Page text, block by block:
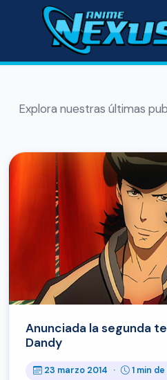
Explora nuestras últimas
Anunciada la segunda
Dandy
23 marzo 2014 · 1 min